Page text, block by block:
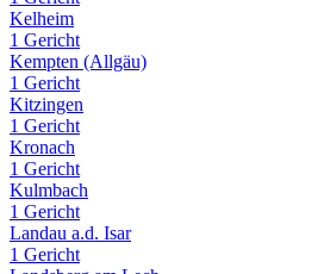
Kelheim
1 Gericht
Kempten (Allgäu)
1 Gericht
Kitzingen
1 Gericht
Kronach
1 Gericht
Kulmbach
1 Gericht
Landau a.d. Isar
1 Gericht